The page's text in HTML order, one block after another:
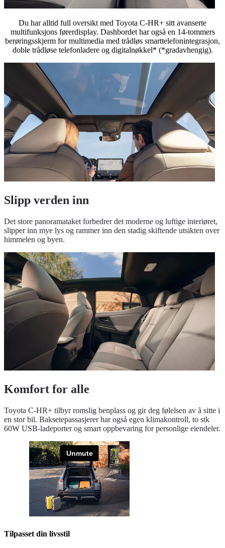
Du har alltid full oversikt med Toyota C-HR+ sitt avanserte
multifunksjons førerdisplay. Dashbordet har også en 14-tommers
berøringsskjerm for multimedia med trådløs smarttelefonintegrasjon,
doble trådløse telefonladere og digitalnøkkel* (*gradavhengig).
Slipp verden inn
Det store panoramataket forbedrer det moderne og luftige interiøret,
slipper inn mye lys og rammer inn den stadig skiftende utsikten over
himmelen og byen.
Komfort for alle
Toyota C-HR+ tilbyr romslig benplass og gir deg følelsen av å sitte i
en stor bil. Baksetepassasjerer har også egen klimakontroll, to stk
60W USB-ladeporter og smart oppbevaring for personlige eiendeler.
Tilpasset din livsstil